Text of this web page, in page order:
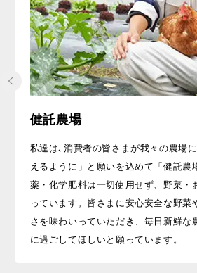
健託農場
私達は､消費者の皆さまが我々の農場
えるように」と願いを込めて「健託農
薬・化学肥料は一切使用せず、野菜・
っています。皆さまに安心安全な野菜
さを味わいっていただき、毎日新鮮な
に過ごしてほしいと願っています。